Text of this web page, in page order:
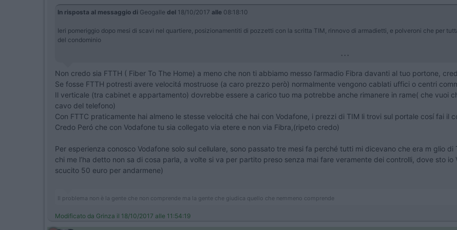
In risposta al messaggio di Geogalle del 18/10/2017 alle 08:18:10
Ieri pomeriggio dopo mesi di scavi nel quartiere, posizionamentiti di pozzetti con la scritta TIM, rinnovo di armadietti, e polveroni che per
del condominio
...
Non credo sia FTTH ( Fiber To The Home) a meno che non ti abbiamo messo l’armadio Fibra davanti al tuo portone,
Se fosse FTTH potresti avere velocitá mostruose (a caro prezzo però) normalmente vengono cablati uffici o centri
Il verticale (tra cabinet e appartamento) dovrebbe essere a carico tuo ma potrebbe anche rimanere in rame( che vuoi
cavo del telefono)
Con FTTC praticamente hai almeno le stesse velocitá che hai con Vodafone, i prezzi di TIM li trovi sul portale cosí fai il
Credo Peró che con Vodafone tu sia collegato via etere e non via Fibra,(ripeto credo)
Per esperienza conosco Vodafone solo sul cellulare, sono passato tre mesi fa perché tutti mi dicevano che era m glio
chi me l’ha detto non sa di cosa parla, a volte si va per partito preso senza mai fare veramente dei controlli, dove sto
scucito 50 euro per andarmene)
Il problema non è la gente che non comprende ma la gente che giudica quello che nemmeno comprende
Modificato da Grinza il 18/10/2017 alle 11:54:19